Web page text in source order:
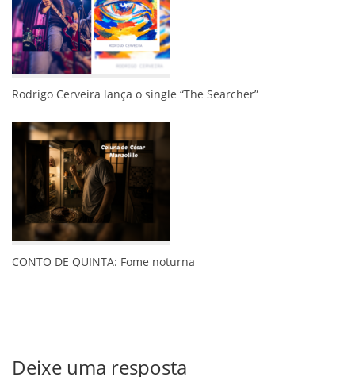
Rodrigo Cerveira lança o single “The Searcher”
CONTO DE QUINTA: Fome noturna
Deixe uma resposta